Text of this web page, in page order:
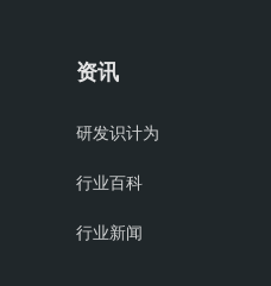
资讯
研发识计为
行业百科
行业新闻